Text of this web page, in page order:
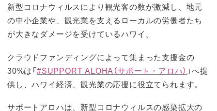
新型コロナウィルスにより観光客の数が激減し、地元
の中小企業や、観光業を支えるローカルの労働者たち
が大きなダメージを受けているハワイ。
クラウドファンディングによって集まった支援金の
30%は「#SUPPORT ALOHA（サポート・アロハ） 」へ提
供し、ハワイ経済、観光業の応援に役立てられます。
サポートアロハは、新型コロナウィルスの感染拡大の